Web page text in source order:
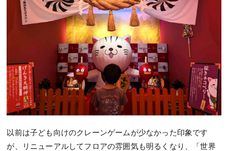
以前は子ども向けのクレーンゲームが少なかった印象です
が、リニューアルしてフロアの雰囲気も明るくなり、「世界